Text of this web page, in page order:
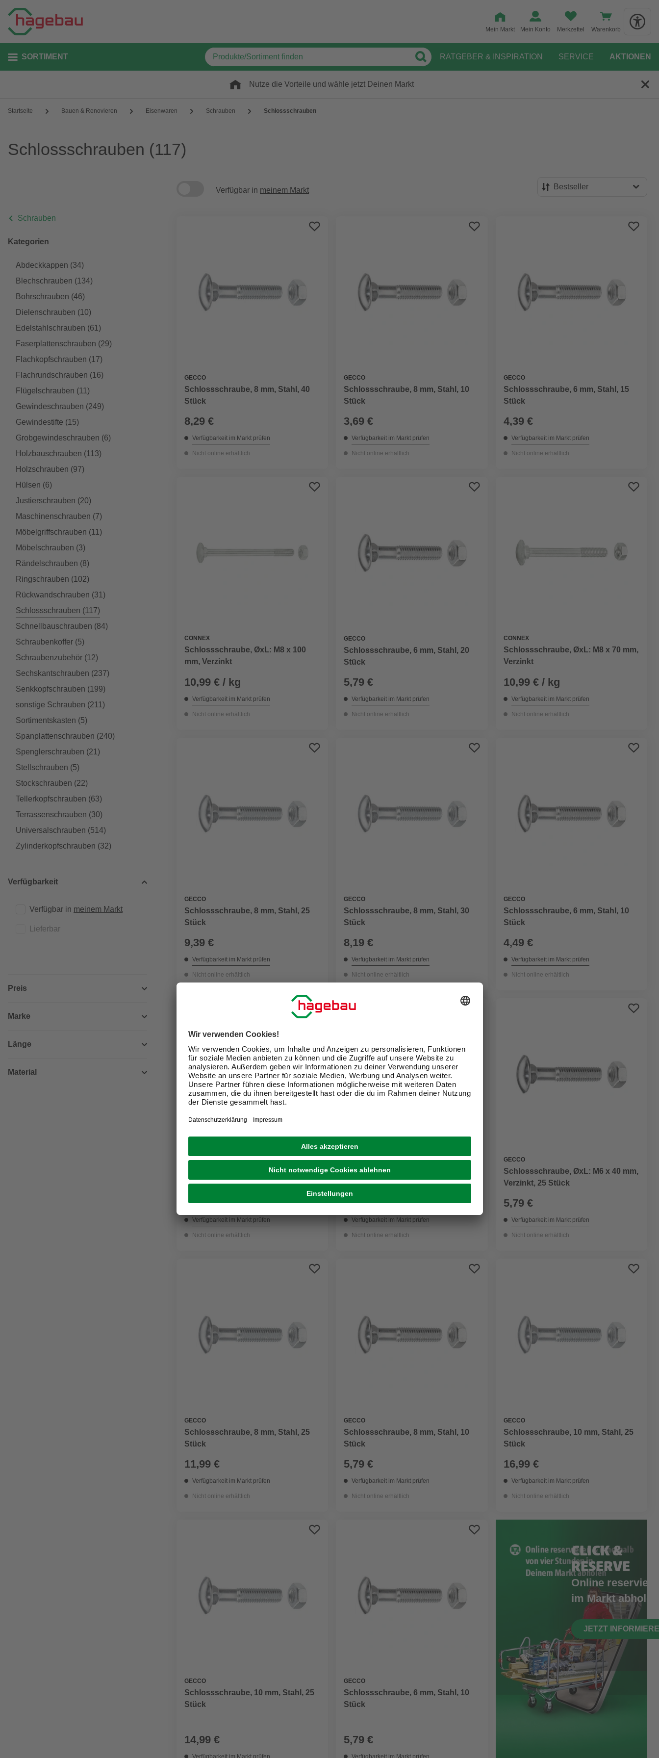
Mein Markt Mein Konto Merkzettel Warenkorb
SORTIMENT RATGEBER & INSPIRATION SERVICE AKTIONEN
Nutze die Vorteile und wähle jetzt Deinen Markt
Startseite Bauen & Renovieren Eisenwaren Schrauben Schlossschrauben
Schlossschrauben (117)
Schrauben
Kategorien
Abdeckkappen (34)
Blechschrauben (134)
Bohrschrauben (46)
Dielenschrauben (10)
Edelstahlschrauben (61)
Faserplattenschrauben (29)
Flachkopfschrauben (17)
Flachrundschrauben (16)
Flügelschrauben (11)
Gewindeschrauben (249)
Gewindestifte (15)
Grobgewindeschrauben (6)
Holzbauschrauben (113)
Holzschrauben (97)
Hülsen (6)
Justierschrauben (20)
Maschinenschrauben (7)
Möbelgriffschrauben (11)
Möbelschrauben (3)
Rändelschrauben (8)
Ringschrauben (102)
Rückwandschrauben (31)
Schlossschrauben (117)
Schnellbauschrauben (84)
Schraubenkoffer (5)
Schraubenzubehör (12)
Sechskantschrauben (237)
Senkkopfschrauben (199)
sonstige Schrauben (211)
Sortimentskasten (5)
Spanplattenschrauben (240)
Spenglerschrauben (21)
Stellschrauben (5)
Stockschrauben (22)
Tellerkopfschrauben (63)
Terrassenschrauben (30)
Universalschrauben (514)
Zylinderkopfschrauben (32)
Verfügbarkeit
Verfügbar in meinem Markt
Lieferbar
Preis
Marke
Länge
Material
Verfügbar in meinem Markt Bestseller
GECCO
Schlossschraube, 8 mm, Stahl, 40
Stück
8,29 €
Verfügbarkeit im Markt prüfen
Nicht online erhältlich
GECCO
Schlossschraube, 8 mm, Stahl, 10
Stück
3,69 €
Verfügbarkeit im Markt prüfen
Nicht online erhältlich
GECCO
Schlossschraube, 6 mm, Stahl, 15
Stück
4,39 €
Verfügbarkeit im Markt prüfen
Nicht online erhältlich
CONNEX
Schlossschraube, ØxL: M8 x 100
mm, Verzinkt
10,99 € / kg
Verfügbarkeit im Markt prüfen
Nicht online erhältlich
GECCO
Schlossschraube, 6 mm, Stahl, 20
Stück
5,79 €
Verfügbarkeit im Markt prüfen
Nicht online erhältlich
CONNEX
Schlossschraube, ØxL: M8 x 70 mm,
Verzinkt
10,99 € / kg
Verfügbarkeit im Markt prüfen
Nicht online erhältlich
GECCO
Schlossschraube, 8 mm, Stahl, 25
Stück
9,39 €
Verfügbarkeit im Markt prüfen
Nicht online erhältlich
GECCO
Schlossschraube, 8 mm, Stahl, 30
Stück
8,19 €
Verfügbarkeit im Markt prüfen
Nicht online erhältlich
GECCO
Schlossschraube, 6 mm, Stahl, 10
Stück
4,49 €
Verfügbarkeit im Markt prüfen
Nicht online erhältlich
GECCO
Schlossschraube, ØxL: M6 x 30 mm,
Verzinkt, 30 Stück
5,79 €
Verfügbarkeit im Markt prüfen
Nicht online erhältlich
GECCO
Schlossschraube, 5 mm, Stahl, 15
Stück
4,19 €
Verfügbarkeit im Markt prüfen
Nicht online erhältlich
GECCO
Schlossschraube, ØxL: M6 x 40 mm,
Verzinkt, 25 Stück
5,79 €
Verfügbarkeit im Markt prüfen
Nicht online erhältlich
GECCO
Schlossschraube, 8 mm, Stahl, 25
Stück
11,99 €
Verfügbarkeit im Markt prüfen
Nicht online erhältlich
GECCO
Schlossschraube, 8 mm, Stahl, 10
Stück
5,79 €
Verfügbarkeit im Markt prüfen
Nicht online erhältlich
GECCO
Schlossschraube, 10 mm, Stahl, 25
Stück
16,99 €
Verfügbarkeit im Markt prüfen
Nicht online erhältlich
GECCO
Schlossschraube, 10 mm, Stahl, 25
Stück
14,99 €
GECCO
Schlossschraube, 6 mm, Stahl, 10
Stück
5,79 €
CLICK &
RESERVE
Online
im Markt abholen
JETZT